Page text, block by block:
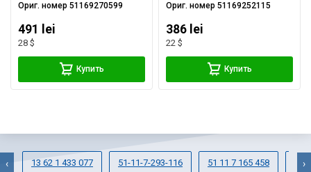
Ориг. номер51169270599
491 lei
28 $
Купить
Ориг. номер51169252115
386 lei
22 $
Купить
13 62 1 433 077 51-11-7-293-116 51 11 7 165 458
‹ ›